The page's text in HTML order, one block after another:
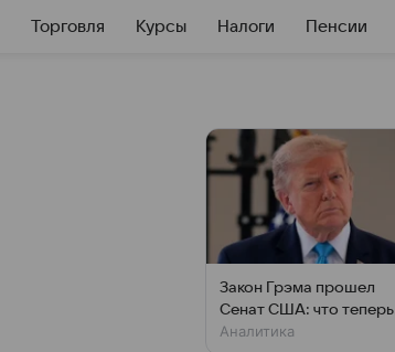
Торговля Курсы Налоги Пенсии
2030 году из-
Закон Грэма прошел
Сенат США: что теперь
будет с Россией
Аналитика